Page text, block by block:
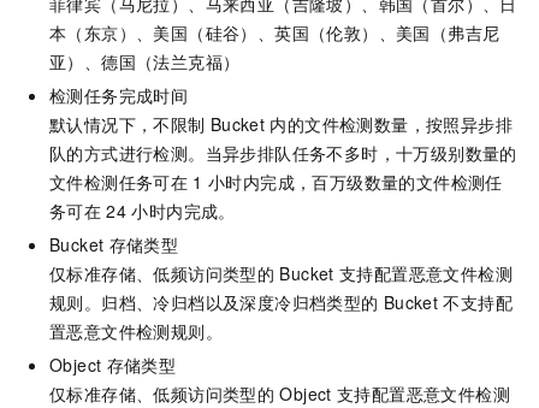
本（东京）、美国（硅谷）、英国（伦敦）、美国（弗吉尼
亚）、德国（法兰克福）
检测任务完成时间
默认情况下，不限制 Bucket 内的文件检测数量，按照异步排
队的方式进行检测。当异步排队任务不多时，十万级别数量的
文件检测任务可在 1 小时内完成，百万级数量的文件检测任
务可在 24 小时内完成。
Bucket 存储类型
仅标准存储、低频访问类型的 Bucket 支持配置恶意文件检测
规则。归档、冷归档以及深度冷归档类型的 Bucket 不支持配
置恶意文件检测规则。
Object 存储类型
仅标准存储、低频访问类型的 Object 支持配置恶意文件检测